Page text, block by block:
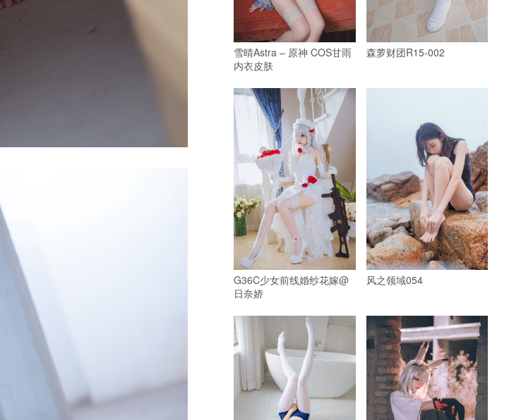
雪晴Astra – 原神 COS甘雨
内衣皮肤
森萝财团R15-002
G36C少女前线婚纱花嫁@
日奈娇
风之领域054